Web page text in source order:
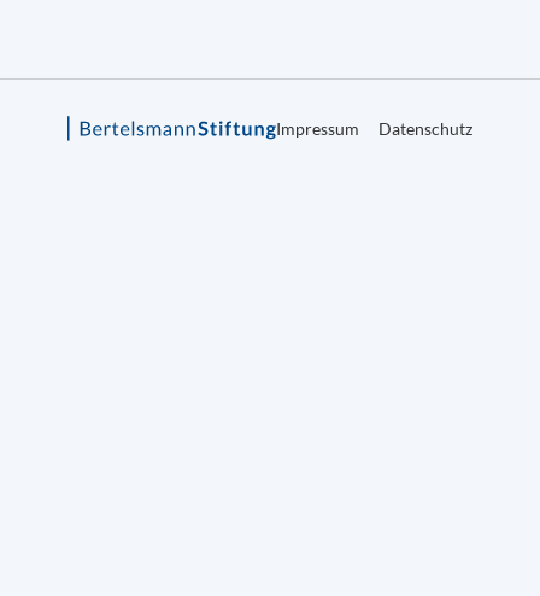
Impressum Datenschutz